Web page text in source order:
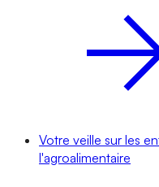
Votre veille sur les
l'agroalimentaire